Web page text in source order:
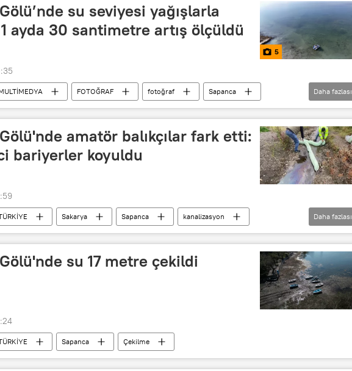
su seviyesi yağışlarla
ayda 30 santimetre artış ölçüldü
5
FOTOĞRAF fotoğraf
Sapanca
seviyesi Artış
Daha fazlası
amatör balıkçılar fark etti:
bariyerler koyuldu
Sakarya Sapanca
kanalizasyon
Belediyesi
Balıkçı Balıkçılık
Akaryakıt
Daha fazlası
su 17 metre çekildi
Sapanca Çekilme